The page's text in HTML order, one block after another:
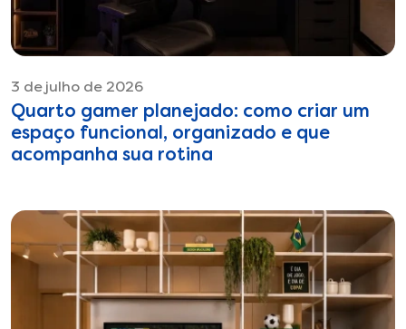
3 de julho de 2026
Quarto gamer planejado: como criar um
espaço funcional, organizado e que
acompanha sua rotina